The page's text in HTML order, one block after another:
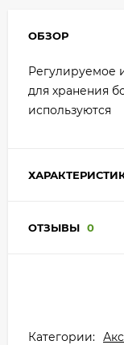
ОБЗОР
Регулируемое
для хранения
используются
ОТЗЫВЫ 0
Категории: